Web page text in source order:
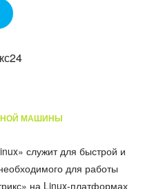
МАШИНЫ
служит для быстрой и
для работы
на Linux-платформах